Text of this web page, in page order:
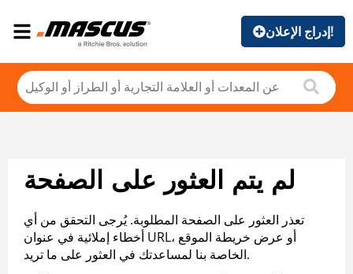
إدراج الإعلان!
لم يتم العثور على الصفحة
تعذر العثور على الصفحة المطلوبة. يُرجى التحقق من أي
أخطاء إملائية في عنوان URL، أو عرض خريطة الموقع
الخاصة بنا لمساعدتك في العثور على ما تريد.